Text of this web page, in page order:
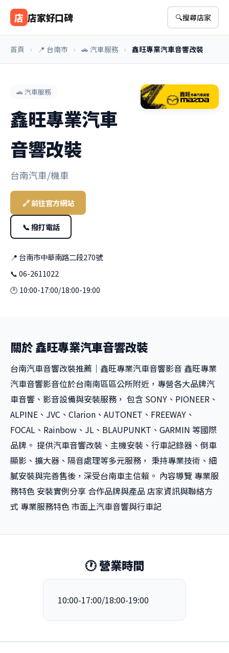
店 店家好口碑 🔍搜尋店家
首頁 › 📍 台南市 › 🚗 汽車服務 › 鑫旺專業汽車音響改裝
🚗 汽車服務
鑫旺專業汽車
音響改裝
台南汽車/機車
🔗 前往官方網站
📞 撥打電話
📍 台南市中華南路二段270號
📞 06-2611022
🕐 10:00-17:00/18:00-19:00
關於 鑫旺專業汽車音響改裝
台南汽車音響改裝推薦｜鑫旺專業汽車音響影音 鑫旺專業
汽車音響影音位於台南南區區公所附近，專營各大品牌汽
車音響、影音設備與安裝服務， 包含 SONY、PIONEER、
ALPINE、JVC、Clarion、AUTONET、FREEWAY、
FOCAL、Rainbow、JL、BLAUPUNKT、GARMIN 等國際
品牌。 提供汽車音響改裝、主機安裝、行車記錄器、倒車
顯影、擴大器、隔音處理等多元服務， 秉持專業技術、細
膩安裝與完善售後，深受台南車主信賴。 內容導覽 專業服
務特色 安裝實例分享 合作品牌與產品 店家資訊與聯絡方
式 專業服務特色 市面上汽車音響與行車記
🕐 營業時間
10:00-17:00/18:00-19:00